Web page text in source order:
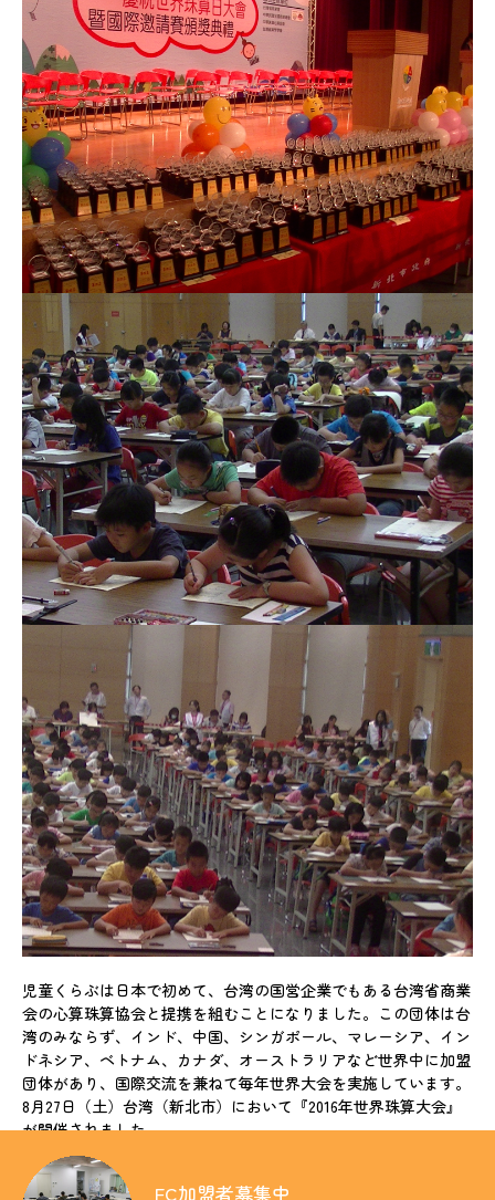
児童くらぶは日本で初めて、台湾の国営企業でもある台湾省商業
会の心算珠算協会と提携を組むことになりました。この団体は台
湾のみならず、インド、中国、シンガポール、マレーシア、イン
ドネシア、ベトナム、カナダ、オーストラリアなど世界中に加盟
団体があり、国際交流を兼ねて毎年世界大会を実施しています。
8月27日（土）台湾（新北市）において『2016年世界珠算大会』
が開催されました。
FC加盟者募集中